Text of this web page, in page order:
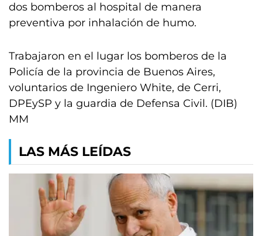
dos bomberos al hospital de manera
preventiva por inhalación de humo.
Trabajaron en el lugar los bomberos de la
Policía de la provincia de Buenos Aires,
voluntarios de Ingeniero White, de Cerri,
DPEySP y la guardia de Defensa Civil. (DIB)
MM
LAS MÁS LEÍDAS